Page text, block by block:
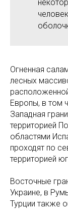
Огненная
лесных
Европы, в том
Западная
территорией
областями
проходят по
территорией
Восточные
Украине, в
Турции также